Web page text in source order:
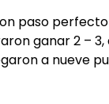
paso
ganar 2 –
a nueve